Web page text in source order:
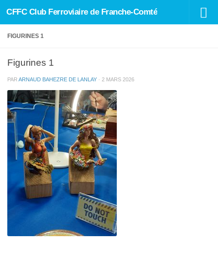
Skip to content
CFFC Club Ferroviaire de Franche-Comté
FIGURINES 1
Figurines 1
PAR ARNAUD BAHEZRE DE LANLAY · 2 MARS 2026